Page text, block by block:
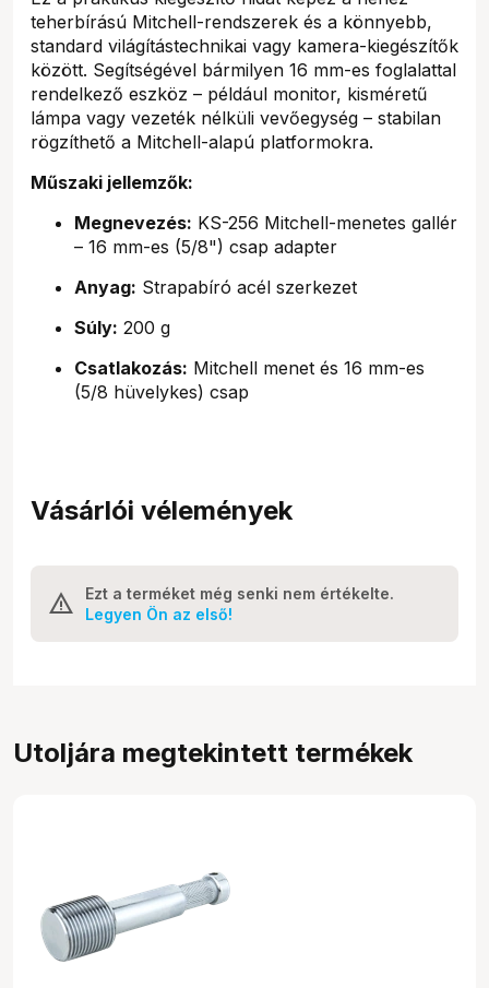
teherbírású Mitchell-rendszerek és a könnyebb,
standard világítástechnikai vagy kamera-kiegészítők
között. Segítségével bármilyen 16 mm-es foglalattal
rendelkező eszköz – például monitor, kisméretű
lámpa vagy vezeték nélküli vevőegység – stabilan
rögzíthető a Mitchell-alapú platformokra.
Műszaki jellemzők:
Megnevezés: KS-256 Mitchell-menetes gallér
– 16 mm-es (5/8") csap adapter
Anyag: Strapabíró acél szerkezet
Súly: 200 g
Csatlakozás: Mitchell menet és 16 mm-es
(5/8 hüvelykes) csap
Vásárlói vélemények
Ezt a terméket még senki nem értékelte.
Legyen Ön az első!
Utoljára megtekintett termékek